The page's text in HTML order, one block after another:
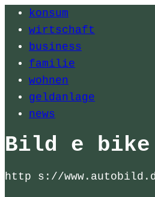
konsum
wirtschaft
business
familie
wohnen
geldanlage
news
Bild e bike
http s://